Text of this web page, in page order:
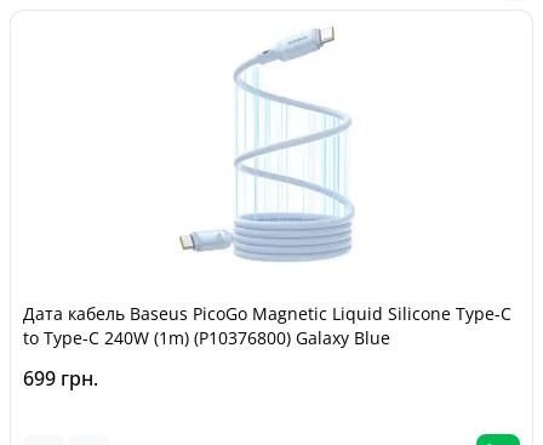
Дата кабель Baseus PicoGo Magnetic Liquid Silicone Type-C
to Type-C 240W (1m) (P10376800) Galaxy Blue
699 грн.